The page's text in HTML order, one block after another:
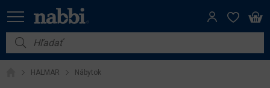
Nábytok
Vybavenie do domácnosti
HALMAR Nábytok
Filter
Cena
(€)